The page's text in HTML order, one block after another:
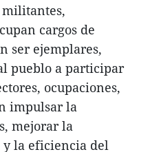
militantes,
cargos de
ser ejemplares,
pueblo a participar
ocupaciones,
impulsar la
mejorar la
la eficiencia del